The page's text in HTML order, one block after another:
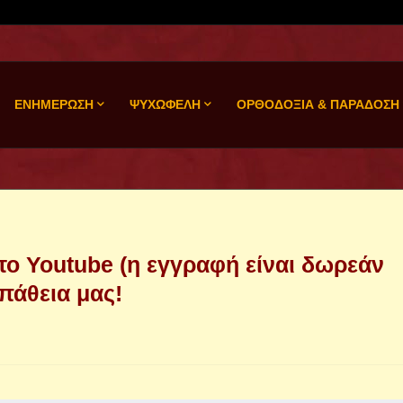
ΕΝΗΜΕΡΩΣΗ ΨΥΧΩΦΕΛΗ ΟΡΘΟΔΟΞΙΑ & ΠΑΡΑΔΟΣΗ
Youtube (η εγγραφή είναι δωρεάν
μας!